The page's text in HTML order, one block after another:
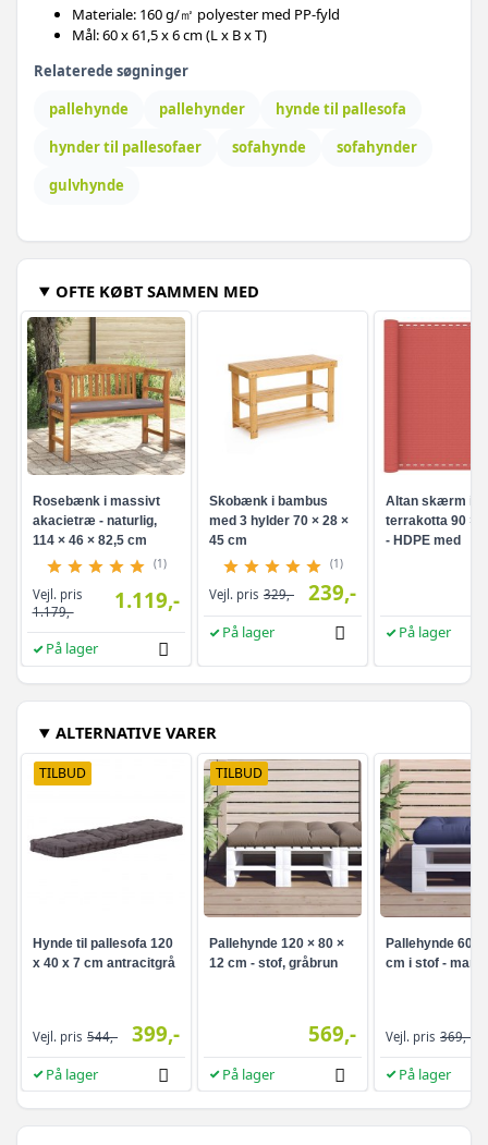
Materiale: 160 g/㎡ polyester med PP-fyld
Mål: 60 x 61,5 x 6 cm (L x B x T)
Relaterede søgninger
pallehynde
pallehynder
hynde til pallesofa
hynder til pallesofaer
sofahynde
sofahynder
gulvhynde
OFTE KØBT SAMMEN MED
Rosebænk i massivt
akacietræ - naturlig,
114 × 46 × 82,5 cm
(1)
Vejl. pris
1.179,-
1.119,-
På lager
Skobænk i bambus
med 3 hylder 70 × 28 ×
45 cm
(1)
Vejl. pris 329,- 239,-
På lager
Altan skærm i
terrakotta 90 ×
- HDPE med
På lager
ALTERNATIVE VARER
TILBUD
Hynde til pallesofa 120
x 40 x 7 cm antracitgrå
Vejl. pris 544,- 399,-
På lager
TILBUD
Pallehynde 120 × 80 ×
12 cm - stof, gråbrun
569,-
På lager
Pallehynde 60 ×
cm i stof -
Vejl. pris 369,-
På lager